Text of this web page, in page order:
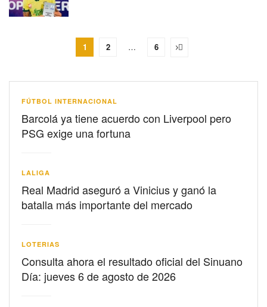
1 2 … 6
FÚTBOL INTERNACIONAL
Barcolá ya tiene acuerdo con Liverpool pero
PSG exige una fortuna
LALIGA
Real Madrid aseguró a Vinicius y ganó la
batalla más importante del mercado
LOTERIAS
Consulta ahora el resultado oficial del Sinuano
Día: jueves 6 de agosto de 2026